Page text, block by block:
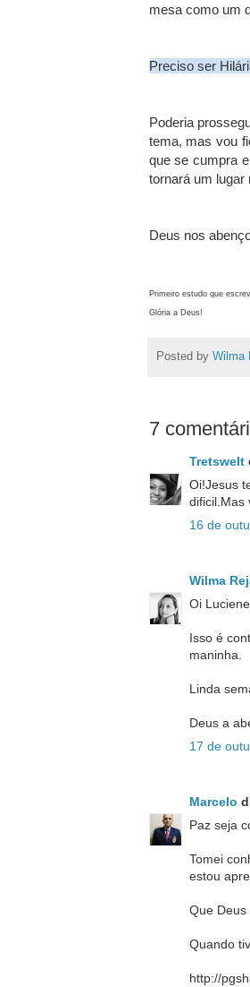
mesa como um
Preciso ser
Poderia
tema, mas vou
que se cumpra
tornará um lugar
Deus nos
Primeiro estudo que
Glória a Deus!
Posted by Wilma
7
Tretswelt
Oi!Jesus
dificil.Mas
16 de
Wilma
Oi
Isso é
maninha.
Linda
Deus a
17 de
Marcelo
Paz seja
Tomei
estou
Que Deus
Quando
http://